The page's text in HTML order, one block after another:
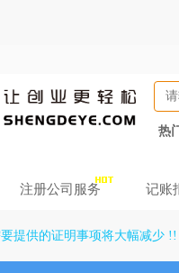
热
注册公司服务 记账
提供的证明事项将大幅减少 !!